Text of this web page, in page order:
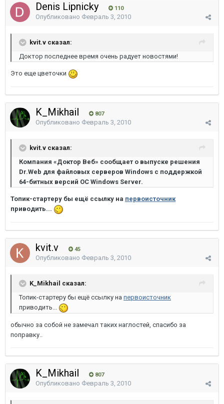
Denis Lipnicky 110
Опубликовано Февраль 3, 2010
kvit.v сказал:
Доктор последнее время очень радует новостями!
Это еще цветочки
K_Mikhail 807
Опубликовано Февраль 3, 2010
kvit.v сказал:
Компания «Доктор Веб» сообщает о выпуске решения
Dr.Web для файловых серверов Windows с поддержкой
64-битных версий ОС Windows Server.
Топик-стартеру бы ещё ссылку на первоисточник
приводить...
kvit.v 45
Опубликовано Февраль 3, 2010
K_Mikhail сказал:
Топик-стартеру бы ещё ссылку на первоисточник
приводить...
обычно за собой не замечал таких наглостей, спасибо за
поправку..
K_Mikhail 807
Опубликовано Февраль 3, 2010